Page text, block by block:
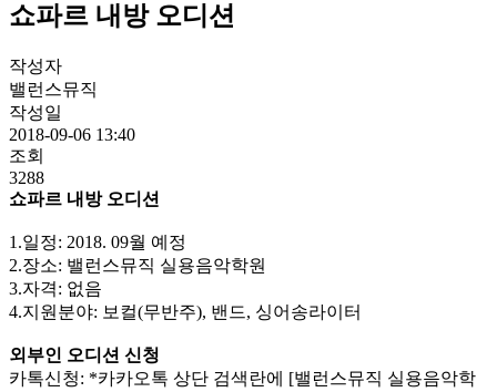
쇼파르 내방 오디션
작성자
밸런스뮤직
작성일
2018-09-06 13:40
조회
3288
쇼파르 내방 오디션
1.일정: 2018. 09월 예정
2.장소: 밸런스뮤직 실용음악학원
3.자격: 없음
4.지원분야: 보컬(무반주), 밴드, 싱어송라이터
외부인 오디션 신청
카톡신청: *카카오톡 상단 검색란에 [밸런스뮤직 실용음악학